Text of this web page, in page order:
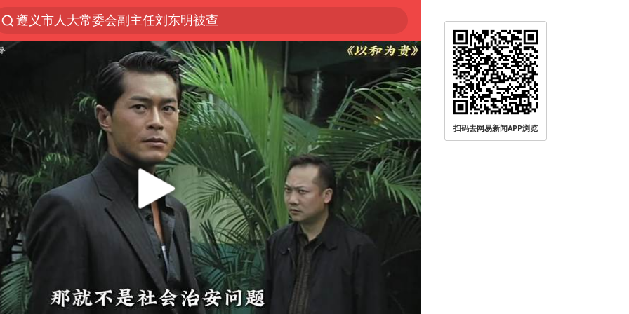
遵义市人大常委会副主任刘东明被查
夜幕落下 运动上场
泰交通部副部长回应中国人遭歧视手势
Meta被判支付5.67亿美元
中国稀土盘中涨停
1岁宝宝碰坏纸巾盒 宝妈被索赔924元
男子结婚8年3个女儿均非亲生
台风白海豚逼近 暴雨大暴雨来袭
“空调24小时开着更省电”不实
公司“上四休三”但要降薪1000元
47岁妈妈突然产女 26岁女儿：很震惊
扫码去网易新闻APP浏览